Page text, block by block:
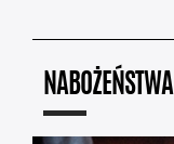
NABOŻEŃSTWA